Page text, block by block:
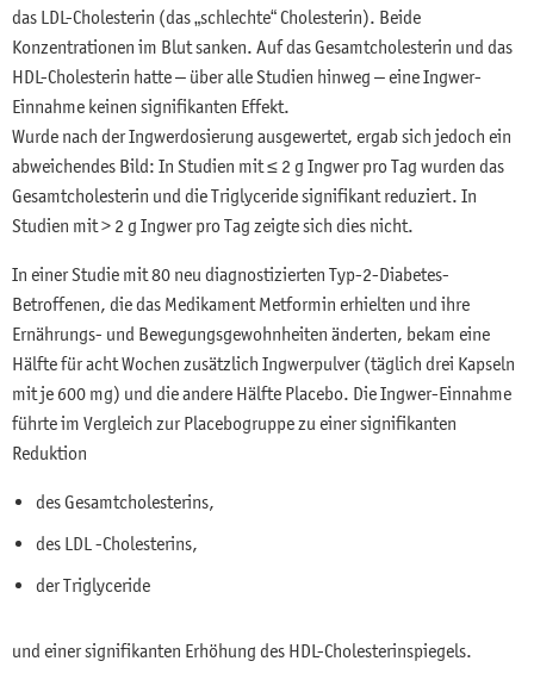
das LDL-Cholesterin (das „schlechte“ Cholesterin). Beide
Konzentrationen im Blut sanken. Auf das Gesamtcholesterin und das
HDL-Cholesterin hatte – über alle Studien hinweg – eine Ingwer-
Einnahme keinen signifikanten Effekt.
Wurde nach der Ingwerdosierung ausgewertet, ergab sich jedoch ein
abweichendes Bild: In Studien mit ≤ 2 g Ingwer pro Tag wurden das
Gesamtcholesterin und die Triglyceride signifikant reduziert. In
Studien mit > 2 g Ingwer pro Tag zeigte sich dies nicht.
In einer Studie mit 80 neu diagnostizierten Typ-2-Diabetes-
Betroffenen, die das Medikament Metformin erhielten und ihre
Ernährungs- und Bewegungsgewohnheiten änderten, bekam eine
Hälfte für acht Wochen zusätzlich Ingwerpulver (täglich drei Kapseln
mit je 600 mg) und die andere Hälfte Placebo. Die Ingwer-Einnahme
führte im Vergleich zur Placebogruppe zu einer signifikanten
Reduktion
des Gesamtcholesterins,
des LDL -Cholesterins,
der Triglyceride
und einer signifikanten Erhöhung des HDL-Cholesterinspiegels.